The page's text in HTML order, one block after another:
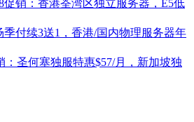
促销：香港荃湾区独立服务器，E5低
季付续3送1，香港/国内物理服务器年
：圣何塞独服特惠$57/月，新加坡独